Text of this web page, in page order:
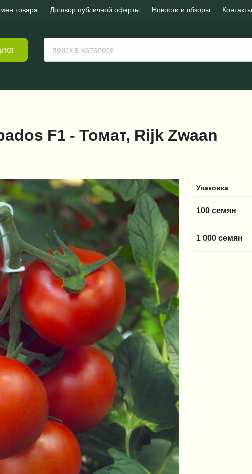
товара Договор публичной оферты Новости и обзоры Контакты
F1 - Томат, Rijk Zwaan
Упаковка
100 семян
1 000 семян